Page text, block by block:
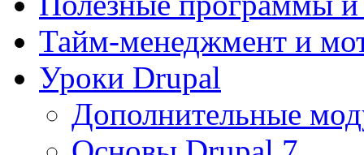
Тайм-менеджмент и
Уроки Drupal
Дополнительные